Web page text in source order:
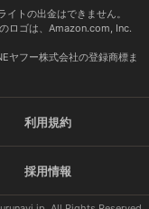
トの出金はできません。
ロゴは、Amazon.com, Inc.
ヤフー株式会社の登録商標ま
利用規約
採用情報